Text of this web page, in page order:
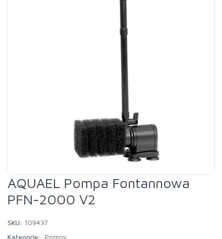
AQUAEL Pompa Fontannowa
PFN-2000 V2
SKU: 109437
Kategorie:
Pompy